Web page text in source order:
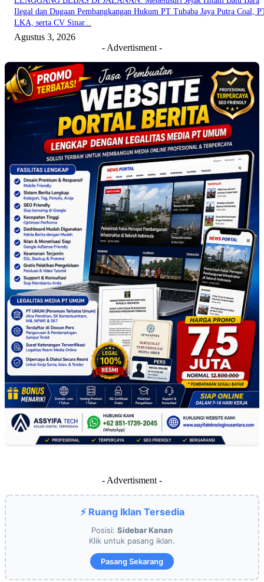
Ilegal dan Dugaan Pembangkangan Hukum PT Tubaba Jaya Putra Coal,
LKA, serta CV Sinar...
Agustus 3, 2026
- Advertisment -
- Advertisment -
⚡ Ruang Iklan Tersedia
Posisi: Sidebar Kanan
Klik untuk pasang iklan.
Pasang Sekarang